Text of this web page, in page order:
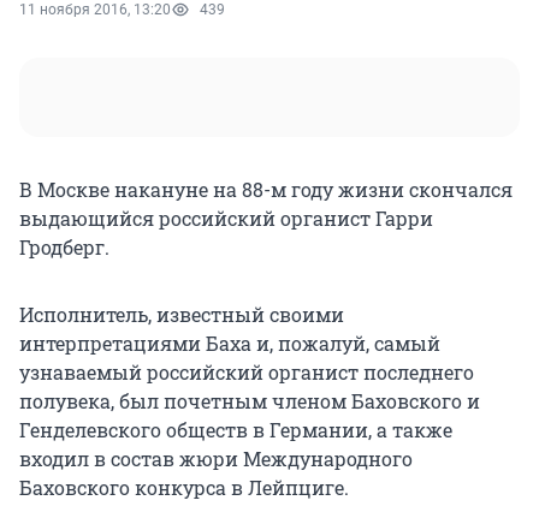
11 ноября 2016, 13:20 439
В Москве накануне на 88-м году жизни скончался
выдающийся российский органист Гарри
Гродберг.
Исполнитель, известный своими
интерпретациями Баха и, пожалуй, самый
узнаваемый российский органист последнего
полувека, был почетным членом Баховского и
Генделевского обществ в Германии, а также
входил в состав жюри Международного
Баховского конкурса в Лейпциге.